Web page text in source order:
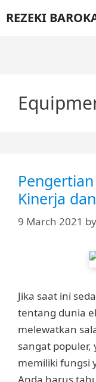
toREZEKI
Kinerja
9 March 2021 by
Jika saat ini
tentang dunia
melewatkan
sangat populer,
memiliki fungsi
Anda harus